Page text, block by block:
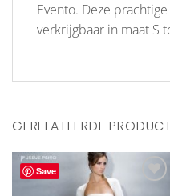
Evento. Deze
verkrijgbaar in maat S
GERELATEERDE
Save